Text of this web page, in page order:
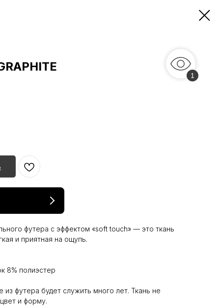
футера с эффектом «soft touch» — это ткань
и приятная на ощупь.
8% полиэстер
футера будет служить много лет. Ткань не
и форму.
1